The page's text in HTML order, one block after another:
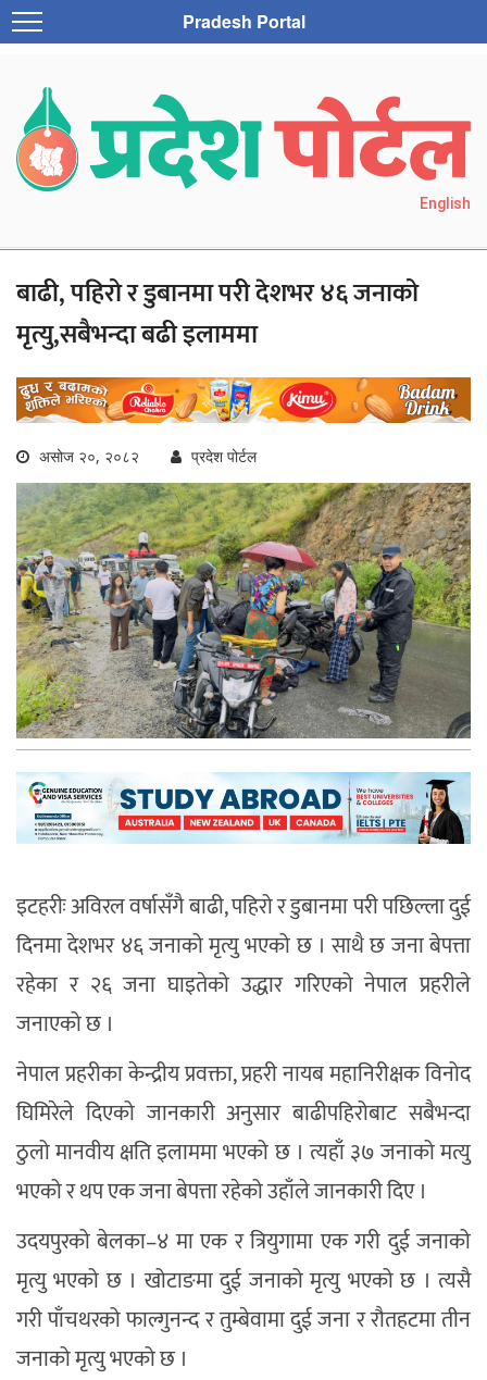
Pradesh Portal
English
बाढी, पहिरो र डुबानमा परी देशभर ४६ जनाको
मृत्यु,सबैभन्दा बढी इलाममा
असोज २०, २०८२ प्रदेश पोर्टल
इटहरीःअविरल वर्षासँगै बाढी, पहिरो र डुबानमा परी पछिल्ला दुई
दिनमा देशभर ४६ जनाको मृत्यु भएको छ । साथै छ जना बेपत्ता
रहेका र २६ जना घाइतेको उद्धार गरिएको नेपाल प्रहरीले
जनाएको छ ।
नेपाल प्रहरीका केन्द्रीय प्रवक्ता, प्रहरी नायब महानिरीक्षक विनोद
घिमिरेले दिएको जानकारी अनुसार बाढीपहिरोबाट सबैभन्दा
ठुलो मानवीय क्षति इलाममा भएको छ । त्यहाँ ३७ जनाको मत्यु
भएको र थप एक जना बेपत्ता रहेको उहाँले जानकारी दिए ।
उदयपुरको बेलका–४ मा एक र त्रियुगामा एक गरी दुई जनाको
मृत्यु भएको छ । खोटाङमा दुई जनाको मृत्यु भएको छ । त्यसै
गरी पाँचथरको फाल्गुनन्द र तुम्बेवामा दुई जना र रौतहटमा तीन
जनाको मृत्यु भएको छ ।